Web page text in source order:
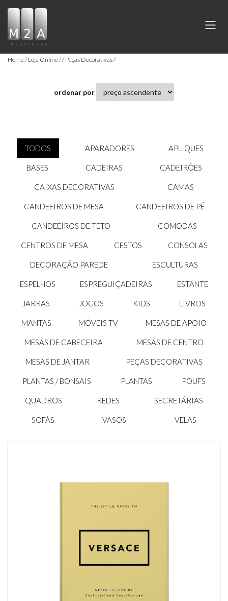
Home Loja Online Peças Decorativas
ordenar por
TODOS APARADORES APLIQUES
BASES CADEIRAS CADEIRÕES
CAIXAS DECORATIVAS CAMAS
CANDEEIROS DE MESA CANDEEIROS DE PÉ
CANDEEIROS DE TETO CÓMODAS
CENTROS DE MESA CESTOS CONSOLAS
DECORAÇÃO PAREDE ESCULTURAS
ESPELHOS ESPREGUIÇADEIRAS ESTANTE
JARRAS JOGOS KIDS LIVROS
MANTAS MÓVEIS TV MESAS DE APOIO
MESAS DE CABECEIRA MESAS DE CENTRO
MESAS DE JANTAR PEÇAS DECORATIVAS
PLANTAS / BONSAIS PLANTAS POUFS
QUADROS REDES SECRETÁRIAS
SOFÁS VASOS VELAS